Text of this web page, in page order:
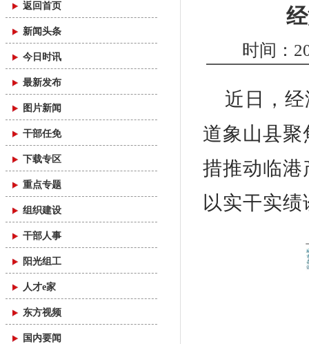
返回首页
新闻头条
今日时讯
最新发布
图片新闻
干部任免
下载专区
重点专题
组织建设
干部人事
阳光组工
人才e家
东方视频
国内要闻
时间：
近日，
道象山县
措推动临港
以实干实